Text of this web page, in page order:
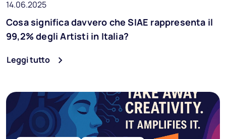
14.06.2025
Cosa significa davvero che SIAE rappresenta il
99,2% degli Artisti in Italia?
Leggi tutto